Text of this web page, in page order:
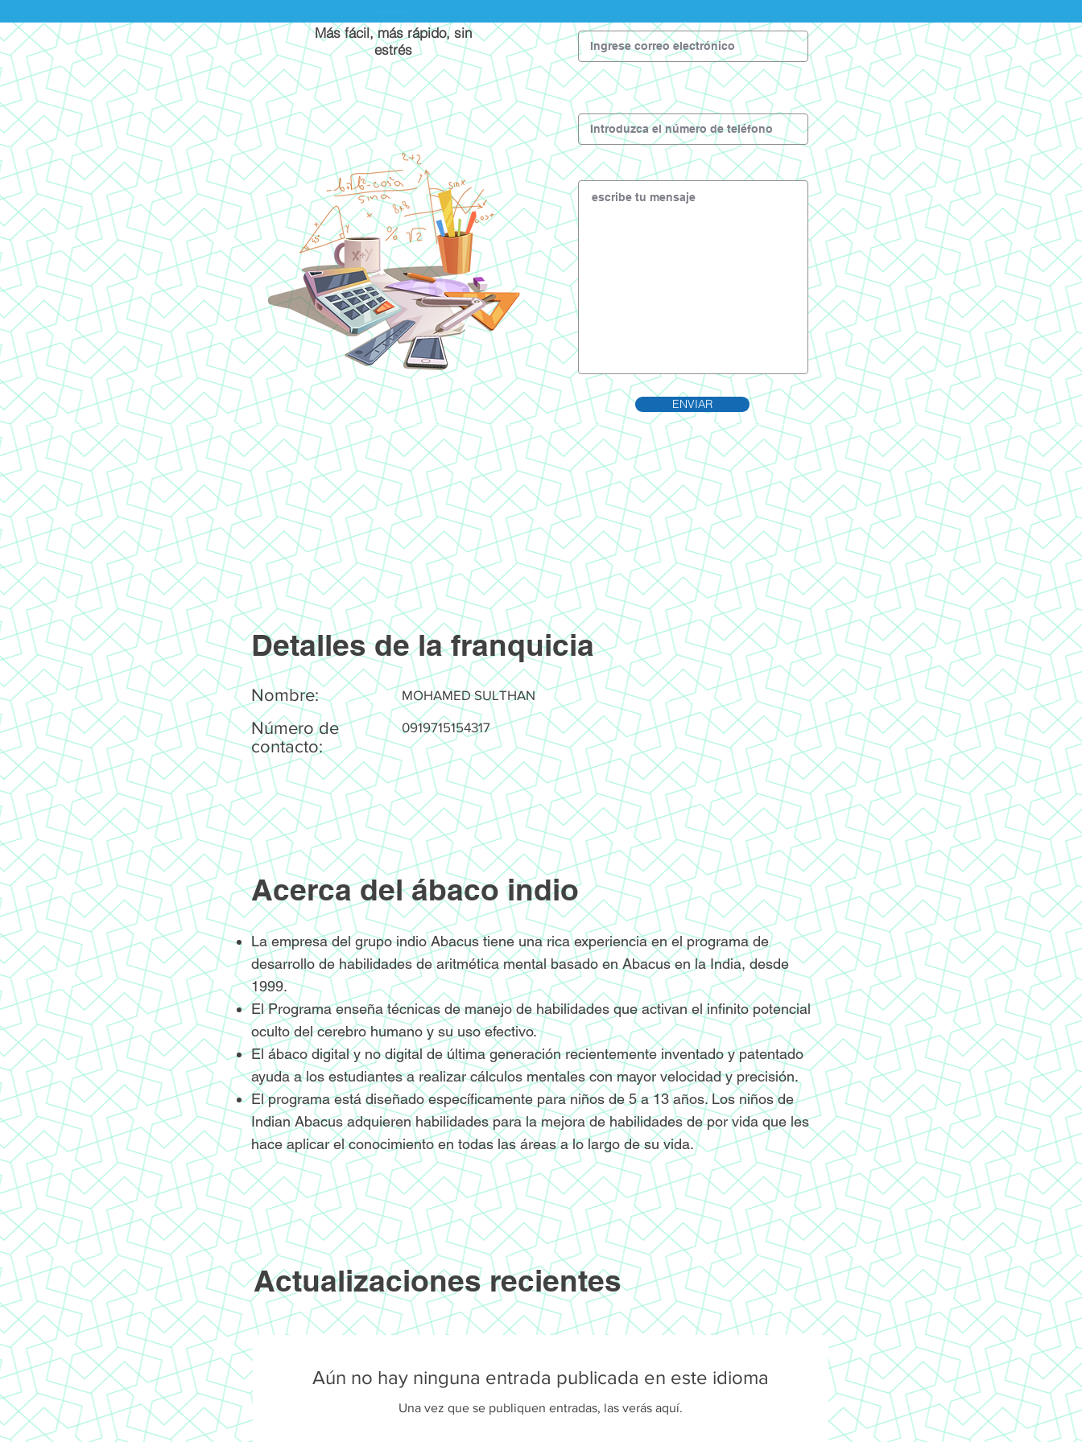
Más fácil, más rápido, sin
estrés
ENVIAR
Detalles de la franquicia
Nombre:
Número de
contacto:
MOHAMED SULTHAN
0919715154317
Acerca del ábaco indio
La empresa del grupo indio Abacus tiene una rica experiencia en el programa de
desarrollo de habilidades de aritmética mental basado en Abacus en la India, desde
1999.
El Programa enseña técnicas de manejo de habilidades que activan el infinito potencial
oculto del cerebro humano y su uso efectivo.
El ábaco digital y no digital de última generación recientemente inventado y patentado
ayuda a los estudiantes a realizar cálculos mentales con mayor velocidad y precisión.
El programa está diseñado específicamente para niños de 5 a 13 años. Los niños de
Indian Abacus adquieren habilidades para la mejora de habilidades de por vida que les
hace aplicar el conocimiento en todas las áreas a lo largo de su vida.
Actualizaciones recientes
Aún no hay ninguna entrada publicada en este idioma
Una vez que se publiquen entradas, las verás aquí.